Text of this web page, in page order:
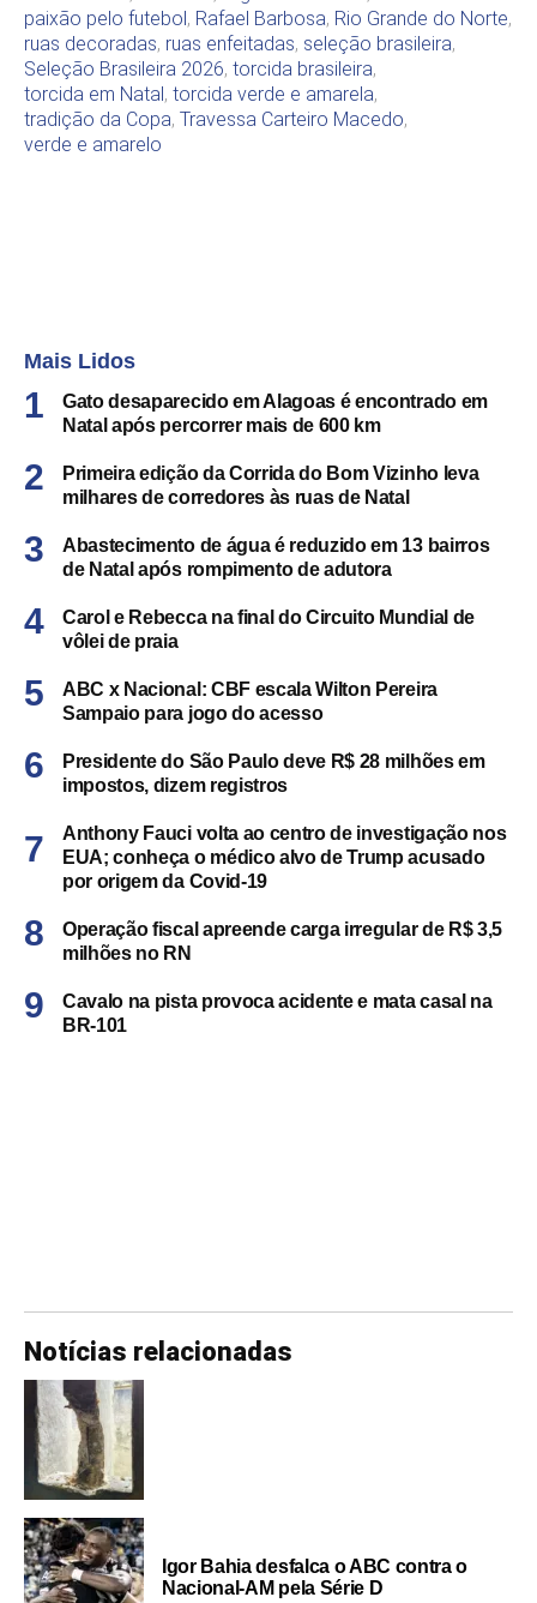
paixão pelo futebol, Rafael Barbosa, Rio Grande do Norte,
ruas decoradas, ruas enfeitadas, seleção brasileira,
Seleção Brasileira 2026, torcida brasileira,
torcida em Natal, torcida verde e amarela,
tradição da Copa, Travessa Carteiro Macedo,
verde e amarelo
Mais Lidos
Gato desaparecido em Alagoas é encontrado em
Natal após percorrer mais de 600 km
Primeira edição da Corrida do Bom Vizinho leva
milhares de corredores às ruas de Natal
Abastecimento de água é reduzido em 13 bairros
de Natal após rompimento de adutora
Carol e Rebecca na final do Circuito Mundial de
vôlei de praia
ABC x Nacional: CBF escala Wilton Pereira
Sampaio para jogo do acesso
Presidente do São Paulo deve R$ 28 milhões em
impostos, dizem registros
Anthony Fauci volta ao centro de investigação nos
EUA; conheça o médico alvo de Trump acusado
por origem da Covid-19
Operação fiscal apreende carga irregular de R$ 3,5
milhões no RN
Cavalo na pista provoca acidente e mata casal na
BR-101
Notícias relacionadas
Igor Bahia desfalca o ABC contra o
Nacional-AM pela Série D